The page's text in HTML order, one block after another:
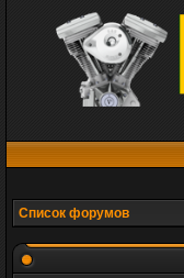
Список форумов